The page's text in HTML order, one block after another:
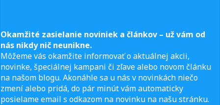
Okamžité zasielanie noviniek a článkov – už vám od
nás nikdy nič neunikne.
Môžeme vás okamžite informovať o aktuálnej akcii,
novinke, špeciálnej kampani či zľave alebo novom článku
na našom blogu. Akonáhle sa u nás v novinkách niečo
zmení alebo pridá, do pár minút vám automaticky
posielame email s odkazom na novinku na našu stránku.